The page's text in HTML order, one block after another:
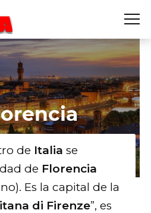
de Italia se
de Florencia
Es la capital de la
di Firenze”, es